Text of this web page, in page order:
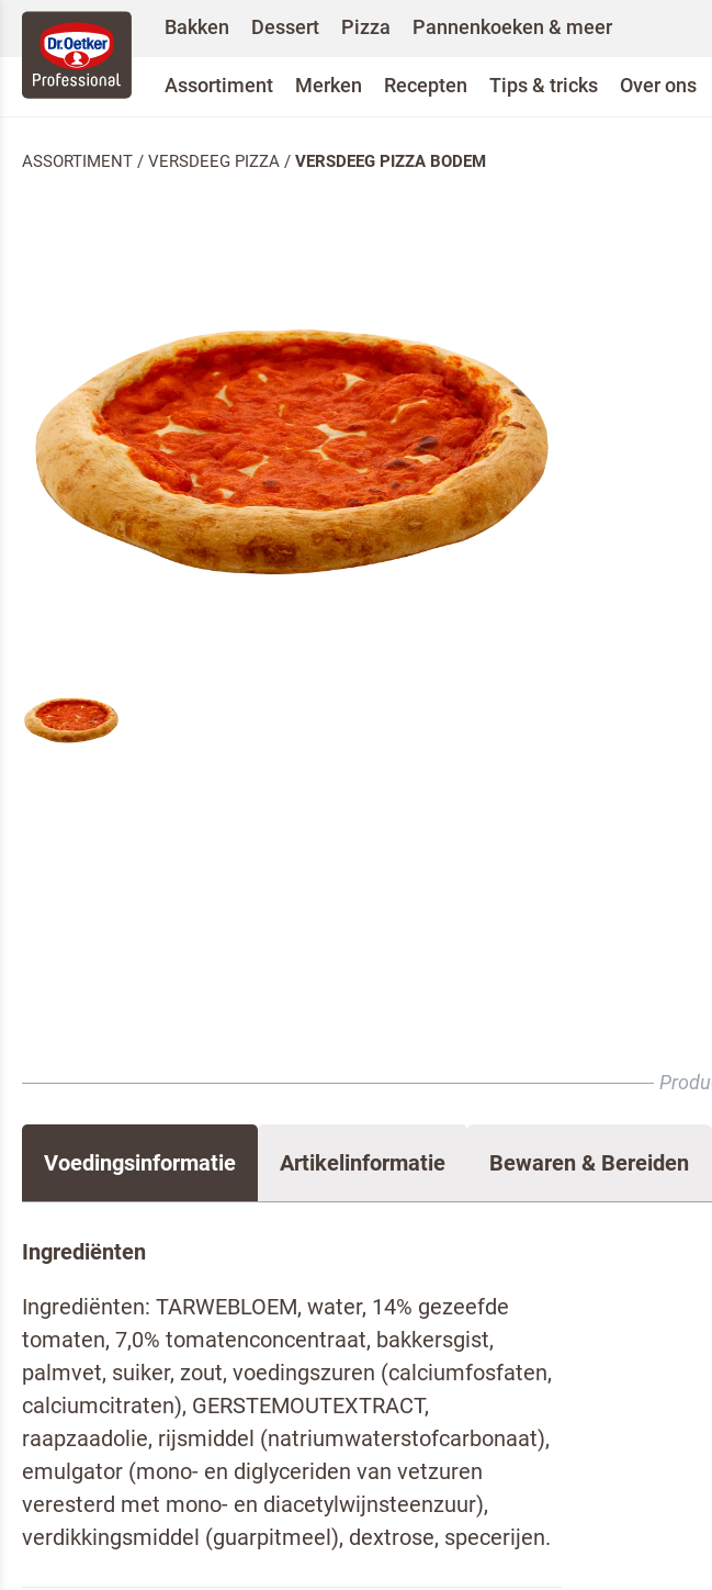
Bakken Dessert Pizza Pannenkoeken & meer
Assortiment Merken Recepten Tips & tricks Over ons
ASSORTIMENT / VERSDEEG PIZZA / VERSDEEG PIZZA BODEM
Voedingsinformatie Artikelinformatie Bewaren & Bereiden
Ingrediënten
Ingrediënten: TARWEBLOEM, water, 14% gezeefde
tomaten, 7,0% tomatenconcentraat, bakkersgist,
palmvet, suiker, zout, voedingszuren (calciumfosfaten,
calciumcitraten), GERSTEMOUTEXTRACT,
raapzaadolie, rijsmiddel (natriumwaterstofcarbonaat),
emulgator (mono- en diglyceriden van vetzuren
veresterd met mono- en diacetylwijnsteenzuur),
verdikkingsmiddel (guarpitmeel), dextrose, specerijen.
Om spam te bestrijden, selecteer